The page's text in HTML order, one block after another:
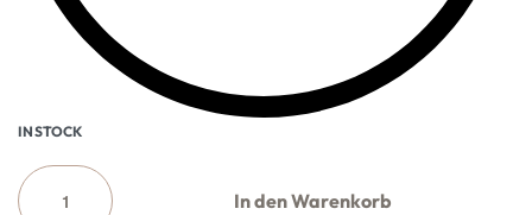
IN STOCK
In den Warenkorb